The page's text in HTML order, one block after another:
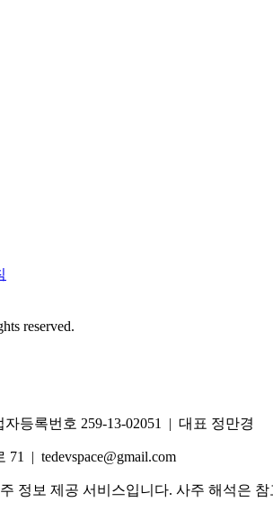
reserved.
등록번호 259-13-02051 | 대표 정만경
| tedevspace@gmail.com
정보 제공 서비스입니다. 사주 해석은